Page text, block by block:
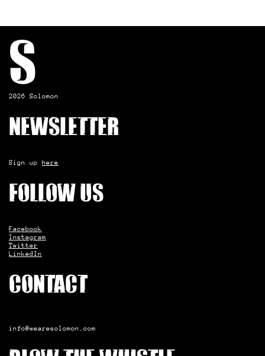
S
2026 Solomon
Newsletter
Sign up here
Follow us
Facebook
Instagram
Twitter
LinkedIn
Contact
info@wearesolomon.com